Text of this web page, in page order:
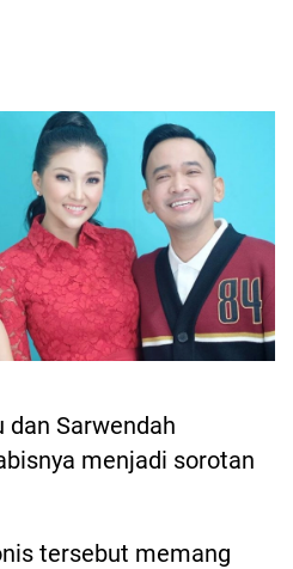
dan Sarwendah
menjadi sorotan
tersebut memang